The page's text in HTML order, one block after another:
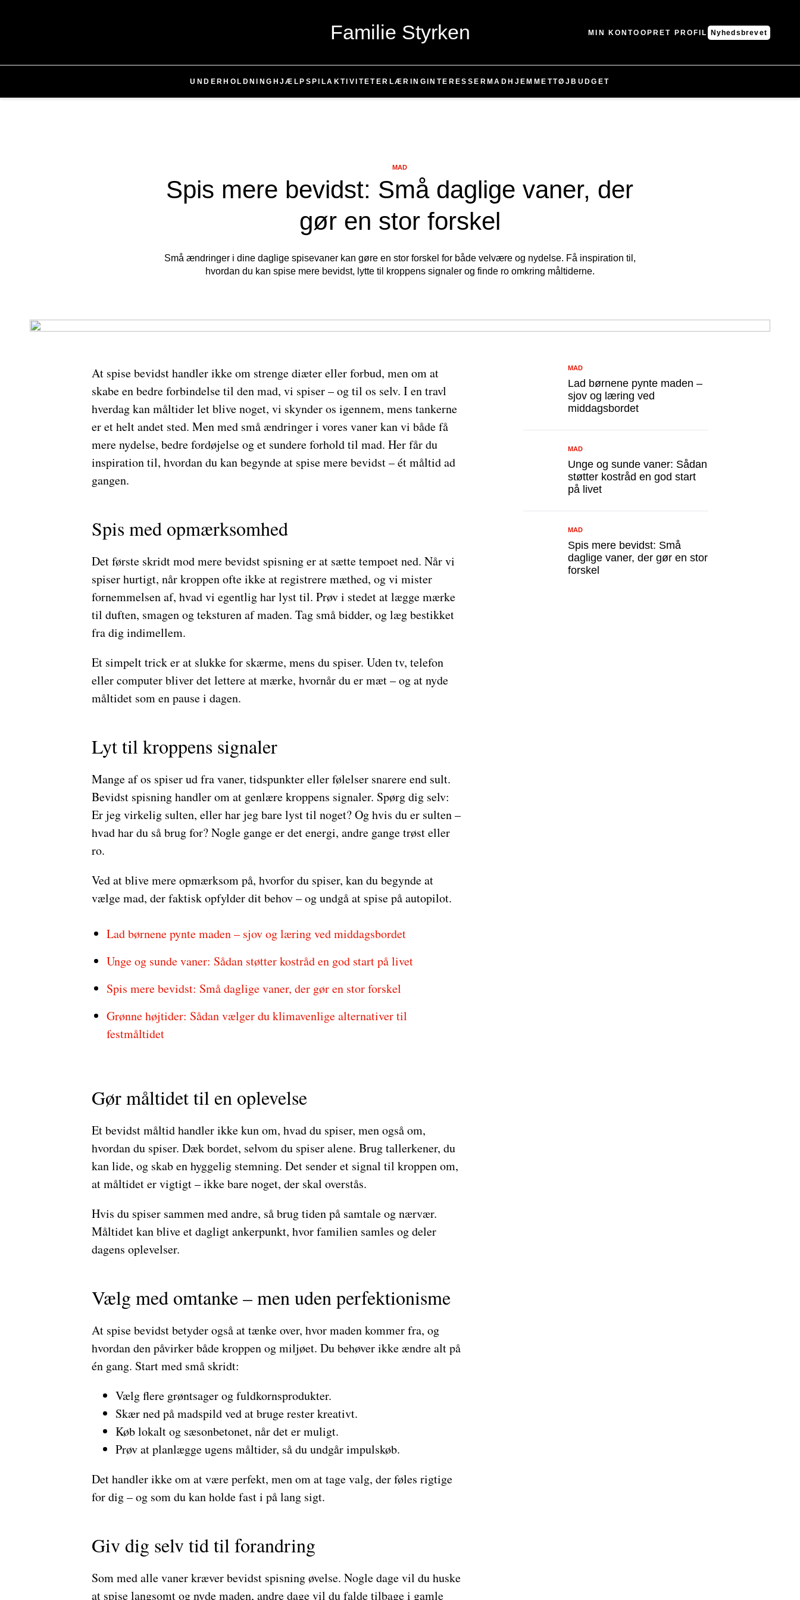
Familie Styrken MIN KONTO OPRET PROFIL Nyhedsbrevet
UNDERHOLDNING HJÆLP SPILAKTIVITETER LÆRING INTERESSER MAD HJEMMETTØJ BUDGET
Spis mere bevidst: Små daglige vaner, der
gør en stor forskel
MAD
Små ændringer i dine daglige spisevaner kan gøre en stor forskel for både velvære og nydelse. Få inspiration til,
hvordan du kan spise mere bevidst, lytte til kroppens signaler og finde ro omkring måltiderne.
At spise bevidst handler ikke om strenge diæter eller forbud, men om at
skabe en bedre forbindelse til den mad, vi spiser – og til os selv. I en travl
hverdag kan måltider let blive noget, vi skynder os igennem, mens tankerne
er et helt andet sted. Men med små ændringer i vores vaner kan vi både få
mere nydelse, bedre fordøjelse og et sundere forhold til mad. Her får du
inspiration til, hvordan du kan begynde at spise mere bevidst – ét måltid ad
gangen.
Spis med opmærksomhed
Det første skridt mod mere bevidst spisning er at sætte tempoet ned. Når vi
spiser hurtigt, når kroppen ofte ikke at registrere mæthed, og vi mister
fornemmelsen af, hvad vi egentlig har lyst til. Prøv i stedet at lægge mærke
til duften, smagen og teksturen af maden. Tag små bidder, og læg bestikket
fra dig indimellem.
Et simpelt trick er at slukke for skærme, mens du spiser. Uden tv, telefon
eller computer bliver det lettere at mærke, hvornår du er mæt – og at nyde
måltidet som en pause i dagen.
Lyt til kroppens signaler
Mange af os spiser ud fra vaner, tidspunkter eller følelser snarere end sult.
Bevidst spisning handler om at genlære kroppens signaler. Spørg dig selv:
Er jeg virkelig sulten, eller har jeg bare lyst til noget? Og hvis du er sulten –
hvad har du så brug for? Nogle gange er det energi, andre gange trøst eller
ro.
Ved at blive mere opmærksom på, hvorfor du spiser, kan du begynde at
vælge mad, der faktisk opfylder dit behov – og undgå at spise på autopilot.
Lad børnene pynte maden – sjov og læring ved middagsbordet
Unge og sunde vaner: Sådan støtter kostråd en god start på livet
Spis mere bevidst: Små daglige vaner, der gør en stor forskel
Grønne højtider: Sådan vælger du klimavenlige alternativer til
festmåltidet
Gør måltidet til en oplevelse
Et bevidst måltid handler ikke kun om, hvad du spiser, men også om,
hvordan du spiser. Dæk bordet, selvom du spiser alene. Brug tallerkener, du
kan lide, og skab en hyggelig stemning. Det sender et signal til kroppen om,
at måltidet er vigtigt – ikke bare noget, der skal overstås.
Hvis du spiser sammen med andre, så brug tiden på samtale og nærvær.
Måltidet kan blive et dagligt ankerpunkt, hvor familien samles og deler
dagens oplevelser.
Vælg med omtanke – men uden perfektionisme
At spise bevidst betyder også at tænke over, hvor maden kommer fra, og
hvordan den påvirker både kroppen og miljøet. Du behøver ikke ændre alt på
én gang. Start med små skridt:
Vælg flere grøntsager og fuldkornsprodukter.
Skær ned på madspild ved at bruge rester kreativt.
Køb lokalt og sæsonbetonet, når det er muligt.
Prøv at planlægge ugens måltider, så du undgår impulskøb.
Det handler ikke om at være perfekt, men om at tage valg, der føles rigtige
for dig – og som du kan holde fast i på lang sigt.
Giv dig selv tid til forandring
Som med alle vaner kræver bevidst spisning øvelse. Nogle dage vil du huske
at spise langsomt og nyde maden, andre dage vil du falde tilbage i gamle
Lad børnene pynte maden –
sjov og læring ved
middagsbordet
MAD
Unge og sunde vaner: Sådan
støtter kostråd en god start
på livet
MAD
Spis mere bevidst: Små
daglige vaner, der gør en stor
forskel
MAD